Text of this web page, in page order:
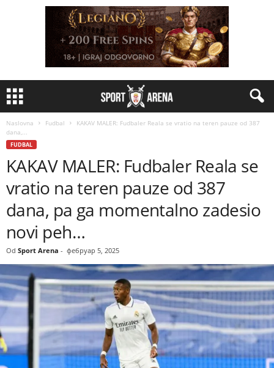
Naslovna Fudbal
KAKAV MALER: Fudbaler Reala se vratio na teren pauze od 387
dana,...
FUDBAL
KAKAV MALER: Fudbaler Reala se
vratio na teren pauze od 387
dana, pa ga momentalno zadesio
novi peh…
Od Sport Arena - фебруар 5, 2025